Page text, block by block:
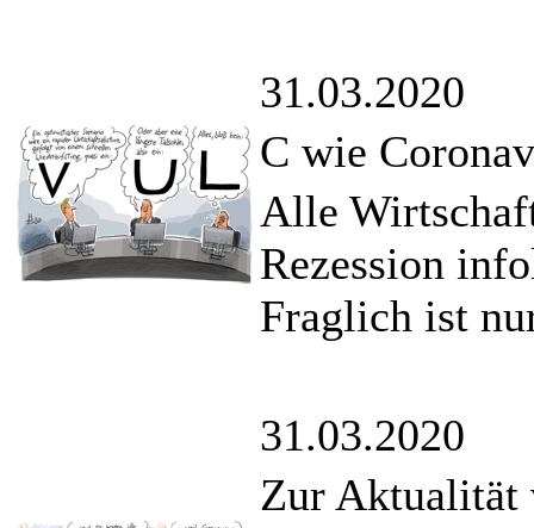
31.03.2020
C wie
Alle
Rezession
Fraglich ist
31.03.2020
Zur Aktualität